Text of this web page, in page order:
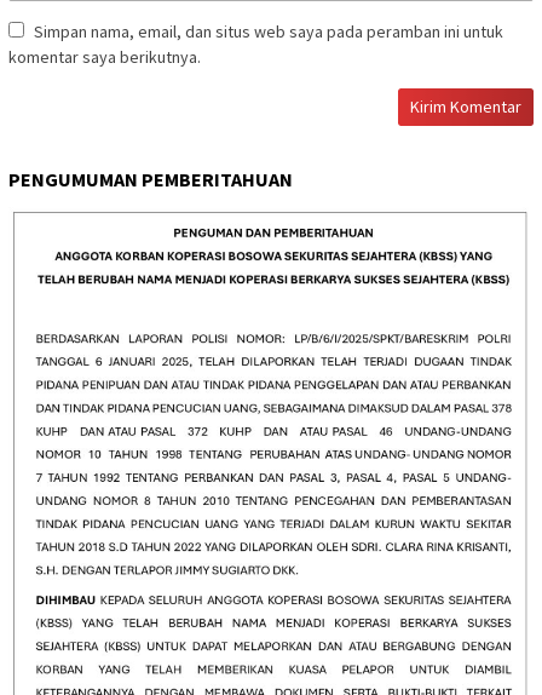
Simpan nama, email, dan situs web saya pada peramban ini untuk
komentar saya berikutnya.
PENGUMUMAN PEMBERITAHUAN